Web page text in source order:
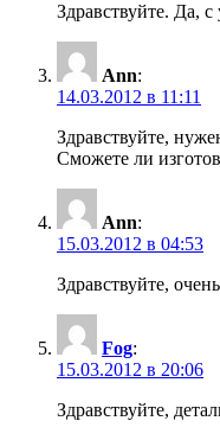
Здравствуйте. Да,
Ann:
14.03.2012 в 11:11
Здравствуйте,
Сможете ли
Ann:
15.03.2012 в 04:53
Здравствуйте,
Fog:
15.03.2012 в 20:06
Здравствуйте,